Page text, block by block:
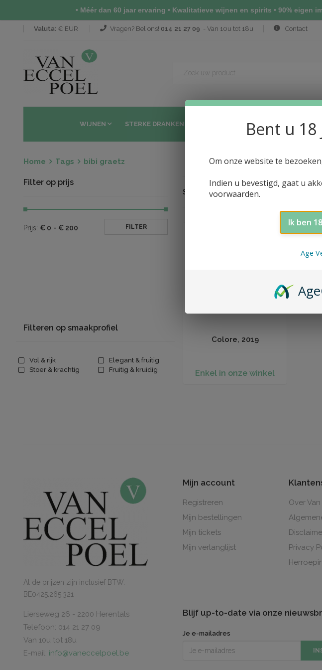
Valuta: € EUR Vragen? Bel ons! 014 21 27 09 - Van 10u tot 18u Contact
WIJNEN STERKE DRANKEN SAKÉ (NIHONSHU)
Home Tags bibi graetz
Sorteren op
Colore, 2019
Enkel in onze winkel
Filter op prijs
Prijs: € 0 - € 200 FILTER
Filteren op smaakprofiel
Vol & rijk
Elegant & fruitig
Stoer & krachtig
Fruitig & kruidig
Al de prijzen zijn inclusief BTW.
BE0425.265.321
Mijn account
Registreren
Mijn bestellingen
Mijn tickets
Mijn verlanglijst
Over
Privacy
Lierseweg 26 - 2200 Herentals
Telefoon: 014 21 27 09
Van 10u tot 18u
E-mail: info@vaneccelpoel.be
Blijf up-to-date via onze
Je e-mailadres
• Méér dan 60 jaar ervaring • Kwalitatieve wijnen en spirits • 90% eigen
Bent u
Om onze website te
Indien u bevestigd, gaat u
voorwaarden.
Ik ben
Age
Age